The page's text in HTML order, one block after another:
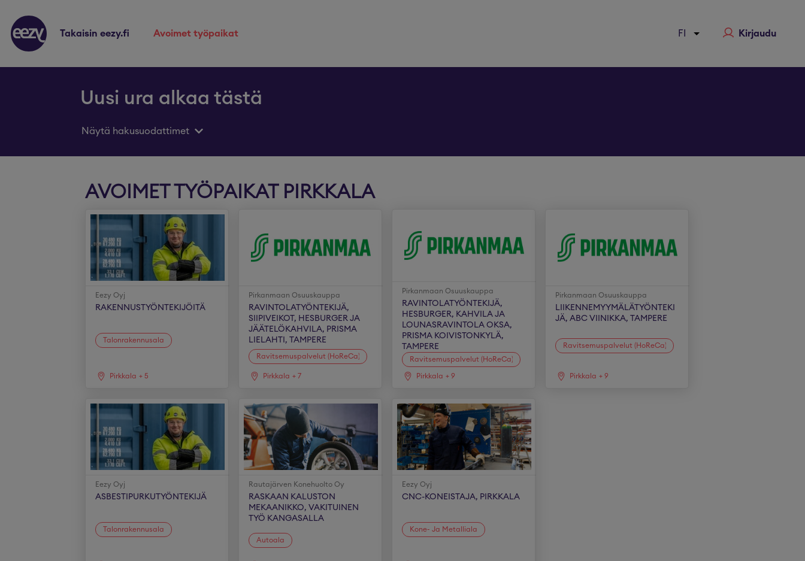
takaisin eezy.fi avoimet työpaikat Kirjaudu
Uusi ura alkaa tästä
Näytä hakusuodattimet
AVOIMET TYÖPAIKAT PIRKKALA
Eezy Oyj
RAKENNUSTYÖNTEKIJÖITÄ
Talonrakennusala
Pirkkala +5
Pirkanmaan Osuuskauppa
RAVINTOLATYÖNTEKIJÄ,
SIIPIVEIKOT, HESBURGER JA
JÄÄTELÖKAHVILA, PRISMA
LIELAHTI, TAMPERE
Ravitsemuspalvelut (HoReCa)
Pirkkala +7
Pirkanmaan Osuuskauppa
RAVINTOLATYÖNTEKIJÄ,
HESBURGER, KAHVILA JA
LOUNASRAVINTOLA OKSA,
PRISMA KOIVISTONKYLÄ,
TAMPERE
Ravitsemuspalvelut (HoReCa)
Pirkkala +9
Pirkanmaan Osuuskauppa
LIIKENNEMYYMÄLÄTYÖNTEKI
JÄ, ABC VIINIKKA, TAMPERE
Ravitsemuspalvelut (HoReCa)
Pirkkala +9
Eezy Oyj
ASBESTIPURKUTYÖNTEKIJÄ
Talonrakennusala
Rautajärven Konehuolto Oy
RASKAAN KALUSTON
MEKAANIKKO, VAKITUINEN
TYÖ KANGASALLA
Autoala
Eezy Oyj
CNC-KONEISTAJA, PIRKKALA
Kone- Ja Metalliala